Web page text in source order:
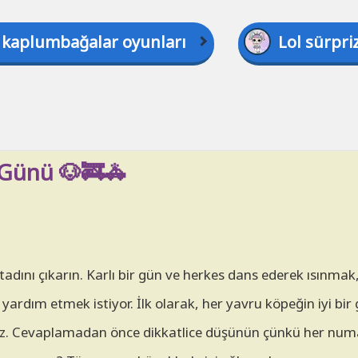
oyunları Lol
🐶🚒🚓
çıkarın. Karlı bir gün ve herkes dans ederek
etmek istiyor. İlk olarak, her yavru köpeğin iyi bir
önce dikkatlice düşünün çünkü her